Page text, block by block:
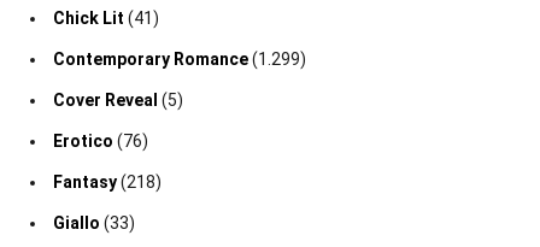
Chick Lit (41)
Contemporary Romance(1.299)
Cover Reveal (5)
Erotico (76)
Fantasy(218)
Giallo (33)